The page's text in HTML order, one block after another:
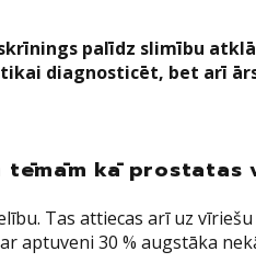
palīdz slimību
diagnosticēt, bet arī
kā prostatas
Tas attiecas arī uz
30 % augstāka